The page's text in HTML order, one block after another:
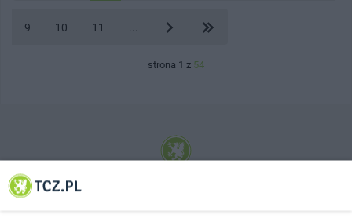
9 10 11
strona 1 z 54
© 2001-2026 Tczew - TCZ.PL Sp. z o.o. Internetowy Serwis Informacyjny Miasta